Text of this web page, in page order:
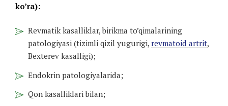
ko’ra):
Revmatik kasalliklar, birikma to’qimalarining
patologiyasi (tizimli qizil yugurigi, revmatoid artrit,
Bexterev kasalligi);
Endokrin patologiyalarida;
Qon kasalliklari bilan;